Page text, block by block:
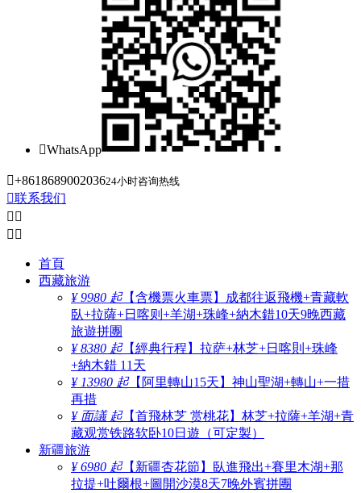
WhatsApp
+861868900203624小时咨询热线
联系我们
 
 
首頁
西藏旅游
¥ 9980 起【含機票火車票】成都往返飛機+青藏軟
臥+拉薩+日喀则+羊湖+珠峰+納木錯10天9晚西藏
旅遊拼團
¥ 8380 起【經典行程】拉萨+林芝+日喀則+珠峰
+納木錯 11天
¥ 13980 起【阿里轉山15天】神山聖湖+轉山+一措
再措
¥ 面議 起【首飛林芝 赏桃花】林芝+拉薩+羊湖+青
藏观赏铁路软卧10日遊（可定製）
新疆旅游
¥ 6980 起【新疆杏花節】臥進飛出+賽里木湖+那
拉提+吐爾根+圖開沙漠8天7晚外賓拼團